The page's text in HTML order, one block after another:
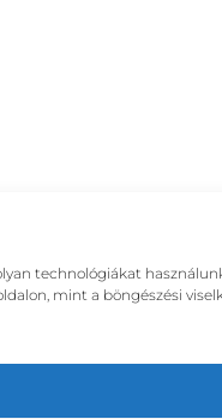
technológiákat
mint a böngészési